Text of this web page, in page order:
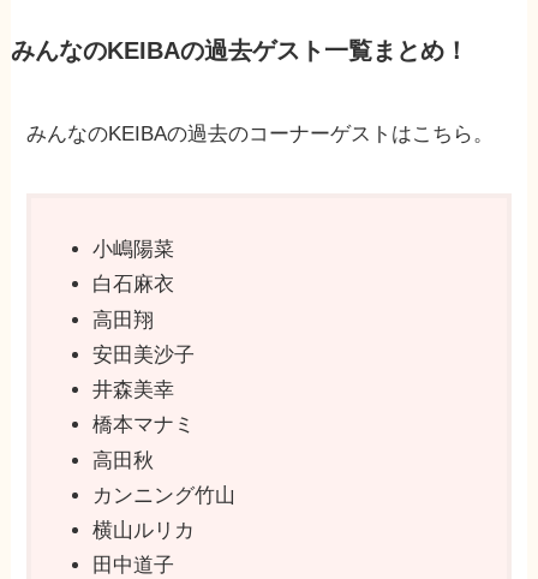
みんなのKEIBAの過去ゲスト一覧まとめ！
みんなのKEIBAの過去のコーナーゲストはこちら。
小嶋陽菜
白石麻衣
高田翔
安田美沙子
井森美幸
橋本マナミ
高田秋
カンニング竹山
横山ルリカ
田中道子